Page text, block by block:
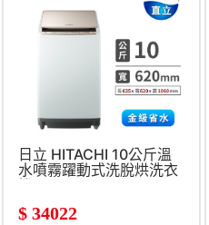
日立 HITACHI 10公斤溫
水噴霧躍動式洗脫烘洗衣
$ 34022